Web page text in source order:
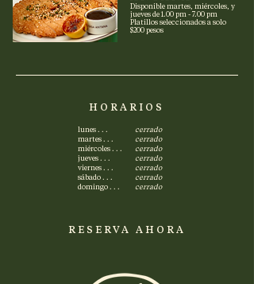
Disponible martes, miércoles, y
jueves de 1.00 pm - 7.00 pm
Platillos seleccionados a solo
$200 pesos
HORARIOS
lunes . . .
martes . . .
miércoles . . .
jueves . . .
viernes . . .
sábado . . .
domingo . . .
cerrado
cerrado
cerrado
cerrado
cerrado
cerrado
cerrado
RESERVA AHORA